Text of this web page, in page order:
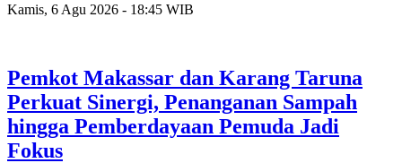
Kamis, 6 Agu 2026 - 18:45 WIB
Pemkot Makassar dan Karang Taruna
Perkuat Sinergi, Penanganan Sampah
hingga Pemberdayaan Pemuda Jadi
Fokus